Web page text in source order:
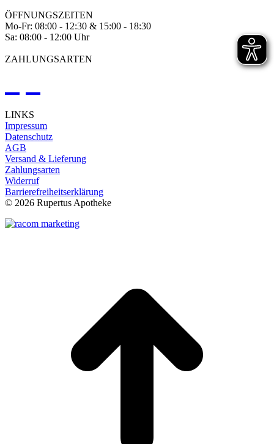
ÖFFNUNGSZEITEN
Mo-Fr: 08:00 - 12:30 & 15:00 - 18:30
Sa: 08:00 - 12:00 Uhr
ZAHLUNGSARTEN
LINKS
Impressum
Datenschutz
AGB
Versand & Lieferung
Zahlungsarten
Widerruf
Barrierefreiheitserklärung
© 2026 Rupertus Apotheke